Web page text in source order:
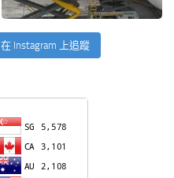
在 Instagram 上追蹤